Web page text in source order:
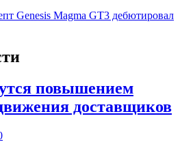
Genesis Magma GT3 дебютировал
повышением
доставщиков